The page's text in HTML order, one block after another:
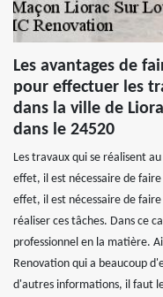
Les avantages de
pour effectuer les
dans la ville de
dans le 24520
Les travaux qui se réalisent
effet, il est nécessaire de
effet, il est nécessaire de
réaliser ces tâches. Dans ce
professionnel en la matière.
Renovation qui a beaucoup
d'autres informations, il faut